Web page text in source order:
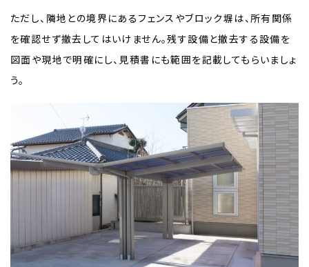
ただし、隣地との境界にあるフェンスやブロック塀は、所有関係
を確認せず撤去してはいけません。残す設備と撤去する設備を
図面や現地で明確にし、見積書にも範囲を記載してもらいましょ
う。